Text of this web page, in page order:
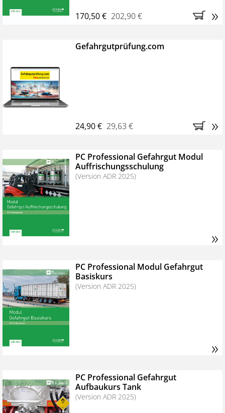
170,50 € 202,90 € »
Gefahrgutprüfung.com
24,90 € 29,63 € »
PC Professional Gefahrgut Modul
Auffrischungsschulung
(Version ADR 2025)
»
PC Professional Modul Gefahrgut
Basiskurs
(Version ADR 2025)
»
PC Professional ­Gefahrgut
Aufbaukurs Tank
(Version ADR 2025)